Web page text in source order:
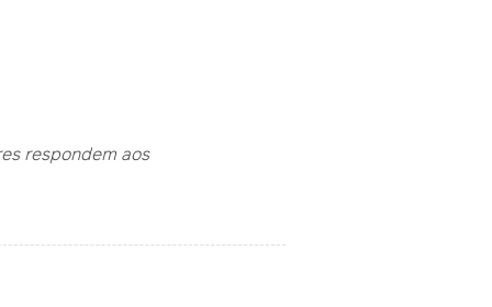
respondem aos